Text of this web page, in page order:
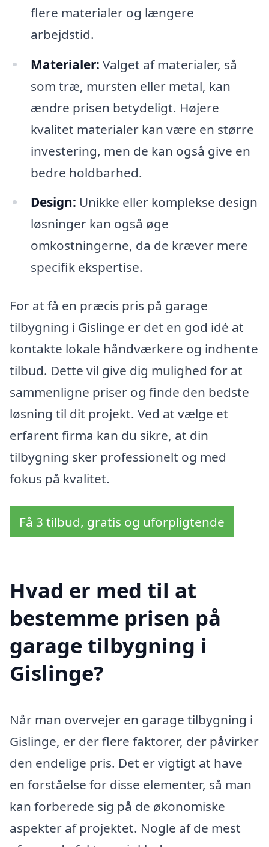
flere materialer og længere
arbejdstid.
Materialer: Valget af materialer, så
som træ, mursten eller metal, kan
ændre prisen betydeligt. Højere
kvalitet materialer kan være en større
investering, men de kan også give en
bedre holdbarhed.
Design: Unikke eller komplekse design
løsninger kan også øge
omkostningerne, da de kræver mere
specifik ekspertise.
For at få en præcis pris på garage
tilbygning i Gislinge er det en god idé at
kontakte lokale håndværkere og indhente
tilbud. Dette vil give dig mulighed for at
sammenligne priser og finde den bedste
løsning til dit projekt. Ved at vælge et
erfarent firma kan du sikre, at din
tilbygning sker professionelt og med
fokus på kvalitet.
Få 3 tilbud, gratis og uforpligtende
Hvad er med til at
bestemme prisen på
garage tilbygning i
Gislinge?
Når man overvejer en garage tilbygning i
Gislinge, er der flere faktorer, der påvirker
den endelige pris. Det er vigtigt at have
en forståelse for disse elementer, så man
kan forberede sig på de økonomiske
aspekter af projektet. Nogle af de mest